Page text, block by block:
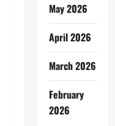
May 2026
April 2026
March 2026
February
2026